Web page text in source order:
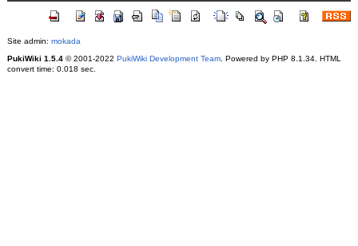
Site admin: mokada
PukiWiki 1.5.4© 2001-2022 PukiWiki Development Team. Powered by PHP 8.1.34. HTML
convert time: 0.018 sec.